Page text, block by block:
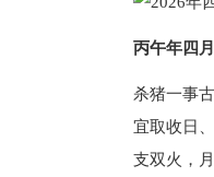
丙午年四
杀猪一事
宜取收日
支双火，